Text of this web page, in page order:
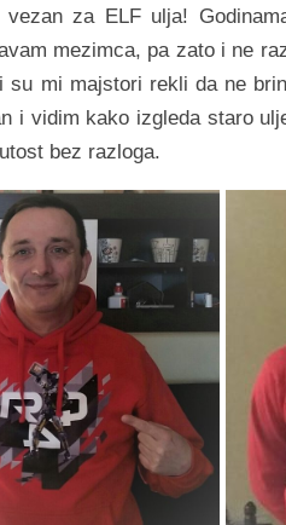
za ELF ulja!
mezimca, pa zato i ne
su mi majstori rekli da ne
i vidim kako izgleda staro
bez razloga.